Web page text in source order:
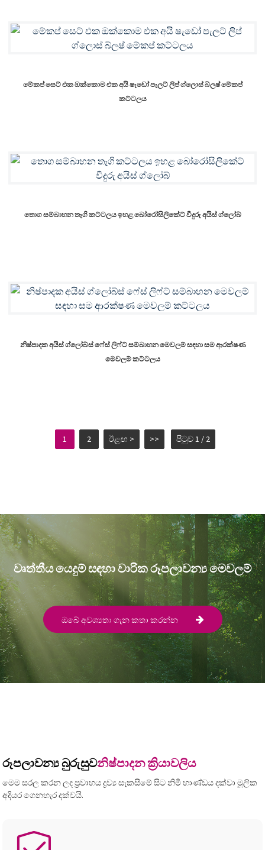
මේකප් සෙට් එක ඔක්කොම එක අයි ෂැඩෝ පැලට් ලිප් ග්ලොස් බ්ලෂ් මේකප්
කට්ටලය
තොග සම්බාහන තෑගි කට්ටලය ඉහළ බෝරෝසිලිකේට් වීදුරු අයිස් ග්ලෝබ්
නිෂ්පාදක අයිස් ග්ලෝබ්ස් ෆේස් ලිෆ්ට් සම්බාහන මෙවලම් සඳහා සම ආරක්ෂණ
මෙවලම් කට්ටලය
1 2 ඊළඟ > >> පිටුව 1 / 2
වෘත්තීය යෙදුම් සඳහා වාරික රූපලාවන්‍ය මෙවලම්
ඔබේ අවශ්‍යතා ගැන කතා කරන්න
රූපලාවන්‍ය බුරුසුවනිෂ්පාදන ක්‍රියාවලිය
මෙම සරල කරන ලද ප්‍රවාහය ද්‍රව්‍ය සැකසීමේ සිට නිමි භාණ්ඩය දක්වා මූලික
අදියර ගෙනහැර දක්වයි.